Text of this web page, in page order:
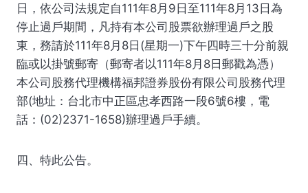
日，依公司法規定自111年8月9日至111年8月13日為
停止過戶期間，凡持有本公司股票欲辦理過戶之股
東，務請於111年8月8日(星期一)下午四時三十分前親
臨或以掛號郵寄（郵寄者以111年8月8日郵戳為憑）
本公司股務代理機構福邦證券股份有限公司股務代理
部(地址：台北市中正區忠孝西路一段6號6樓，電
話：(02)2371-1658)辦理過戶手續。
四、特此公告。